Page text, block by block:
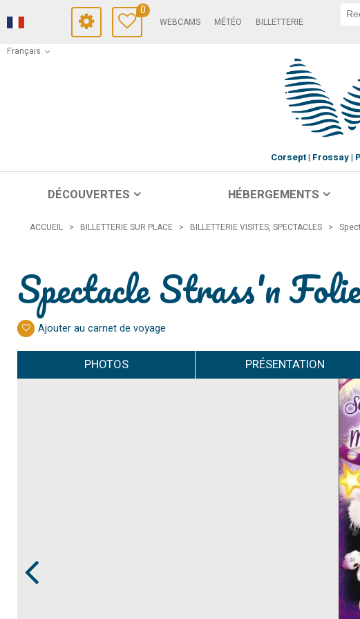
Français
0
WEBCAMS MÉTÉO BILLETTERIE
Corsept Frossay
DÉCOUVERTES HÉBERGEMENTS
ACCUEIL > BILLETTERIE SUR PLACE > BILLETTERIE VISITES, SPECTACLES >
Spectacle Strass'n
Ajouter au carnet de voyage
PHOTOS PRÉSENTATION